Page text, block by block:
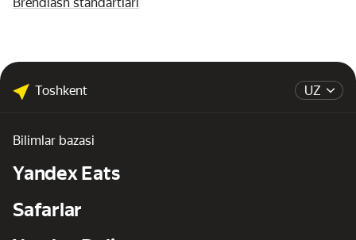
Brendlash standartlari
UZ
Toshkent
Bilimlar bazasi
Yandex Eats
Safarlar